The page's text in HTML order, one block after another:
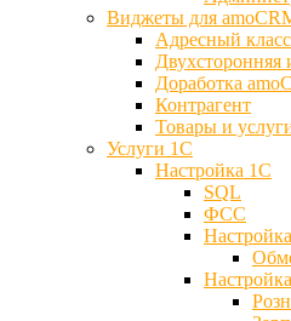
Виджеты для
Адресный
Доработка
Контрагент
Товары и
Услуги 1С
Настройка 1С
SQL
ФСС